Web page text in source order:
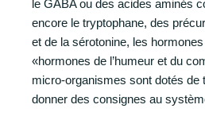
le GABA ou des acides aminés
encore le tryptophane, des
et de la sérotonine, les
«hormones de l’humeur et du
micro-organismes sont dotés de
donner des consignes au